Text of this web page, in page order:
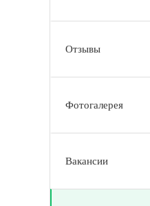
Отзывы
Фотогалерея
Вакансии